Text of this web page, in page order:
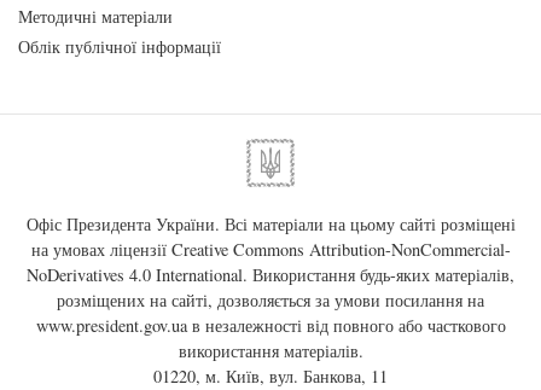
Методичні матеріали
Облік публічної інформації
Офіс Президента України. Всі матеріали на цьому сайті розміщені
на умовах ліцензії Creative Commons Attribution-NonCommercial-
NoDerivatives 4.0 International. Використання будь-яких матеріалів,
розміщених на сайті, дозволяється за умови посилання на
www.president.gov.uaв незалежності від повного або часткового
використання матеріалів.
01220, м. Київ, вул. Банкова, 11